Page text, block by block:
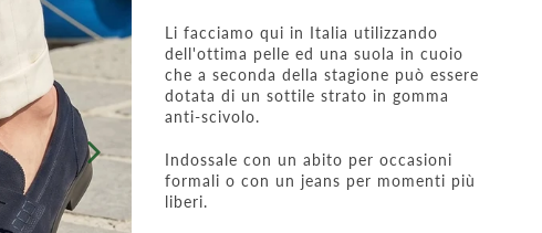
Li facciamo qui in Italia utilizzando
dell'ottima pelle ed una suola in cuoio
che a seconda della stagione può essere
dotata di un sottile strato in gomma
anti-scivolo.
Indossale con un abito per occasioni
formali o con un jeans per momenti più
liberi.